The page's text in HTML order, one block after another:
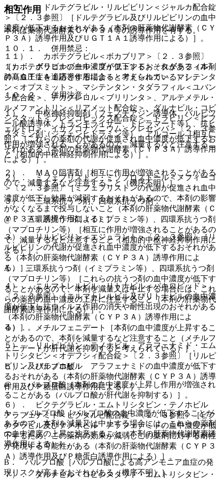
１０）． ドルテグラビル・リルピビリン＜ジャルカ配合錠
＞〔２．３参照〕［ドルテグラビル及びリルピビリンの血中
濃度が低下するおそれがある（本剤の肝薬物代謝酵素（ＣＹ
Ｐ３Ａ）誘導作用及びＵＧＴ１Ａ１誘導作用による）］。
１１）． カボテグラビル＜ボカブリア＞〔２．３参照〕
［カボテグラビルの血中濃度が低下するおそれがある（本剤
のＵＧＴ１Ａ１誘導作用によると考えられている）］。
１０．２． 併用注意：
１）． 中枢神経抑制剤（フェノチアジン誘導体、バルビツ
ール酸誘導体、トランキライザー、トピラマート等）、抗ヒ
スタミン剤（ジフェンヒドラミン等）、アルコール［相互に
作用が増強されることがあるので、減量するなど注意するこ
と（相加的中枢神経抑制作用による）］。
２）． ＭＡＯ阻害剤［相互に作用が増強されることがある
ので、減量するなど注意すること（機序不明）］。
３）． 三環系抗うつ剤、四環系抗うつ剤：
@． 三環系抗うつ剤（イミプラミン等）、四環系抗うつ剤
（マプロチリン等）［相互に作用が増強されることがあるの
で、減量するなど注意すること（相加的中枢神経抑制作用に
よる）］。
A． 三環系抗うつ剤（イミプラミン等）、四環系抗うつ剤
（マプロチリン等）［これらの抗うつ剤の血中濃度が低下す
ることがあるので、本剤を減量又は中止する場合には、これ
らの薬剤の血中濃度の上昇に注意すること（本剤の肝薬物代
謝酵素誘導作用による）］。
４）． メチルフェニデート［本剤の血中濃度が上昇するこ
とがあるので、本剤を減量するなど注意すること（メチルフ
ェニデートが肝代謝を抑制すると考えられている）］。
５）． バルプロ酸：
@． バルプロ酸［本剤の血中濃度が上昇し作用が増強され
ることがある（バルプロ酸が肝代謝を抑制する）］。
A． バルプロ酸［バルプロ酸の血中濃度が低下することが
あるので、本剤を減量又は中止する場合には、これらの薬剤
の血中濃度の上昇に注意すること（本剤の肝薬物代謝酵素誘
導作用による）］。
B． バルプロ酸［バルプロ酸による高アンモニア血症の発
現リスクが高まるおそれがある（機序不明）］。
相互作用
本剤は薬物代謝酵素ＣＹＰ３Ａ等の誘導作用を有する。
１０．１． 併用禁忌：
１）． ボリコナゾール＜ブイフェンド＞、タダラフィル＜
肺高血圧症を適応とする場合＞＜アドシルカ＞、マシテンタ
ン＜オプスミット＞、マシテンタン・タダラフィル＜ユバン
シ配合錠＞、チカグレロル＜ブリリンタ＞、アルテメテル・
ルメファントリン＜リアメット配合錠＞、ダルナビル・コビ
シスタット＜プレジコビックス配合錠＞、ドラビリン＜ピフ
ェルトロ＞、イサブコナゾニウム＜クレセンバ＞〔２．３参
照〕［これらの薬剤の代謝が促進され血中濃度が低下するお
それがある（本剤の肝薬物代謝酵素（ＣＹＰ３Ａ）誘導作用
による）］。
２）． ミフェプリストン・ミソプロストール＜メフィーゴ
＞〔２．３参照〕［ミフェプリストンの代謝が促進され血中
濃度が低下し効果が減弱するおそれがあるので、本剤の影響
がなくなるまで投与しないこと（本剤の肝薬物代謝酵素（Ｃ
ＹＰ３Ａ）誘導作用による）］。
３）． リルピビリン＜エジュラント＞〔２．３参照〕［リ
ルピビリンの代謝が促進され血中濃度が低下するおそれがあ
る（本剤の肝薬物代謝酵素（ＣＹＰ３Ａ）誘導作用によ
る）］。
４）． ニルマトレルビル・リトナビル＜パキロビッド＞
〔２．３参照〕［ニルマトレルビル及びリトナビルの血中濃
度が低下し抗ウイルス作用の消失や耐性出現のおそれがある
（本剤の肝薬物代謝酵素（ＣＹＰ３Ａ）誘導作用によ
る）］。
５）． リルピビリン・テノホビル アラフェナミド・エム
トリシタビン＜オデフシィ配合錠＞〔２．３参照〕［リルピ
ビリン及びテノホビル アラフェナミドの血中濃度が低下す
るおそれがある（本剤の肝薬物代謝酵素（ＣＹＰ３Ａ）誘導
作用及びＰ糖蛋白誘導作用による）］。
６）． ビクテグラビル・エムトリシタビン・テノホビル
アラフェナミド＜ビクタルビ配合錠＞〔２．３参照〕［ビク
テグラビル及びテノホビル アラフェナミドの血中濃度が低
下するため、この薬剤の効果が減弱しこの薬剤に対する耐性
が発現する可能性がある（本剤の肝薬物代謝酵素（ＣＹＰ３
Ａ）誘導作用及びＰ糖蛋白誘導作用による）］。
７）． ダルナビル・コビシスタット・エムトリシタビン・